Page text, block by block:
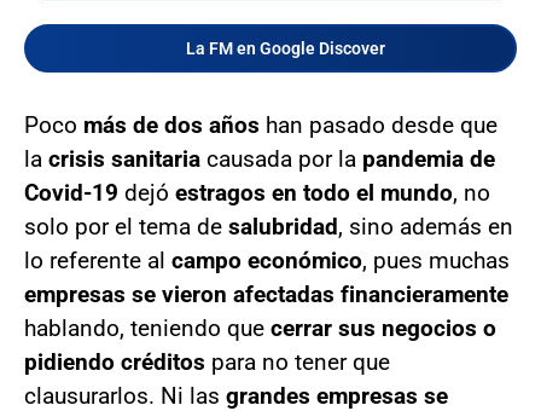
La FM en Google Discover
Poco más de dos años han pasado desde que
la crisis sanitaria causada por la pandemia de
Covid-19 dejó estragos en todo el mundo, no
solo por el tema de salubridad, sino además en
lo referente al campo económico, pues muchas
empresas se vieron afectadas financieramente
hablando, teniendo que cerrar sus negocios o
pidiendo créditos para no tener que
clausurarlos. Ni las grandes empresas se